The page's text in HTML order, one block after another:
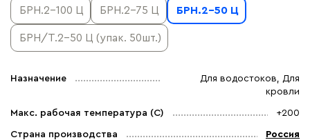
БРН.2-100 Ц БРН.2-75 Ц БРН.2-50 Ц
БРН/Т.2-50 Ц (упак. 50шт.)
Назначение
Для водостоков, Для
кровли
Макс. рабочая температура (C) +200
Страна производства Россия